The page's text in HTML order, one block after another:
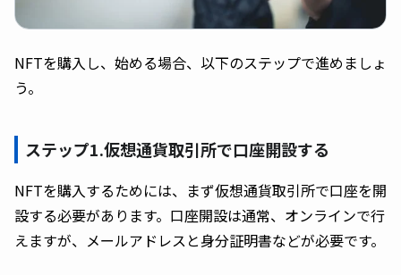
NFTを購入し、始める場合、以下のステップで進めましょ
う。
ステップ1.仮想通貨取引所で口座開設する
NFTを購入するためには、まず仮想通貨取引所で口座を開
設する必要があります。口座開設は通常、オンラインで行
えますが、メールアドレスと身分証明書などが必要です。